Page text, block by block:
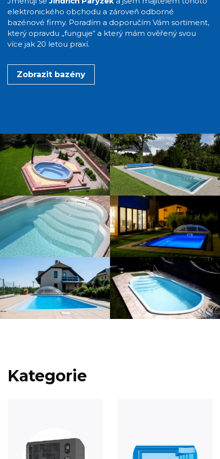
elektronického obchodu a zároveň odborné
bazénové firmy. Poradím a doporučím Vám sortiment,
který opravdu „funguje“ a který mám ověřený svou
více jak 20 letou praxí.
Zobrazit bazény
Kategorie